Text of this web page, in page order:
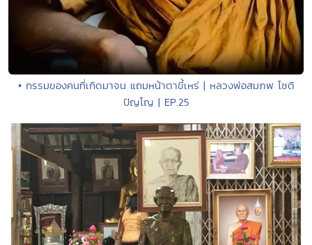
• กรรมของคนที่เกิดมาจน แถมหน้าตาขี้เหร่ | หลวงพ่อสมภพ โชติ
ปัญโญ | EP.25